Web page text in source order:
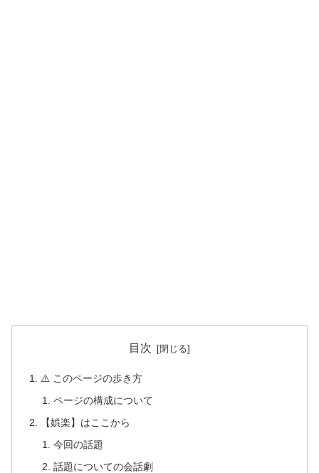
目次
⚠️ このページの歩き方
ページの構成について
【娯楽】はここから
今回の話題
話題についての会話劇